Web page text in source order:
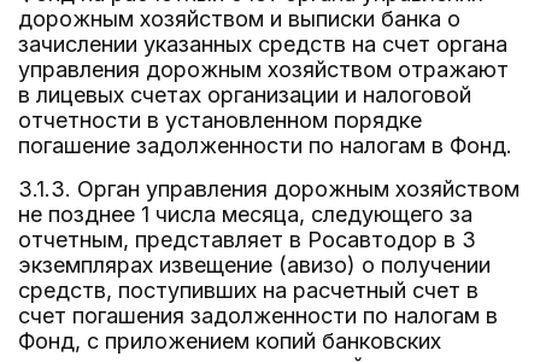
дорожным хозяйством и выписки банка о
зачислении указанных средств на счет органа
управления дорожным хозяйством отражают
в лицевых счетах организации и налоговой
отчетности в установленном порядке
погашение задолженности по налогам в Фонд.
3.1.3. Орган управления дорожным хозяйством
не позднее 1 числа месяца, следующего за
отчетным, представляет в Росавтодор в 3
экземплярах извещение (авизо) о получении
средств, поступивших на расчетный счет в
счет погашения задолженности по налогам в
Фонд, с приложением копий банковских